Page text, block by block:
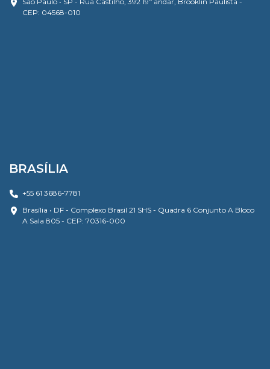
CEP: 04568-010
BRASÍLIA
+55 61 3686-7781
Brasília • DF - Complexo Brasil 21 SHS - Quadra 6 Conjunto A Bloco
A Sala 805 - CEP: 70316-000